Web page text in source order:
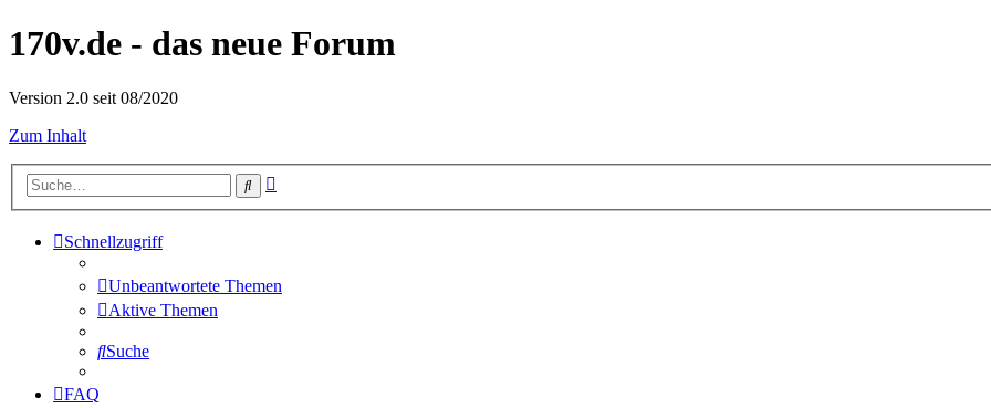
170v.de - das neue Forum
Version 2.0 seit 08/2020
Zum Inhalt
Suche
Schnellzugriff
Unbeantwortete Themen
Aktive Themen
Suche
FAQ